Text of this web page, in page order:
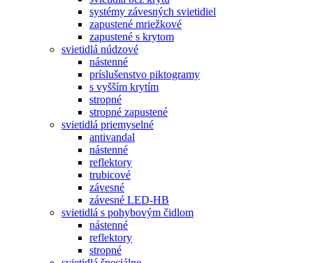
systémy závesných svietidiel
zapustené mriežkové
zapustené s krytom
svietidlá núdzové
nástenné
príslušenstvo piktogramy
s vyšším krytím
stropné
stropné zapustené
svietidlá priemyselné
antivandal
nástenné
reflektory
trubicové
závesné
závesné LED-HB
svietidlá s pohybovým čidlom
nástenné
reflektory
stropné